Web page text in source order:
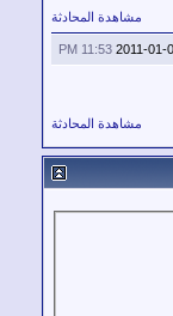
مشاهدة المحادثة
2011-01-
11:53 PM
مشاهدة المحادثة